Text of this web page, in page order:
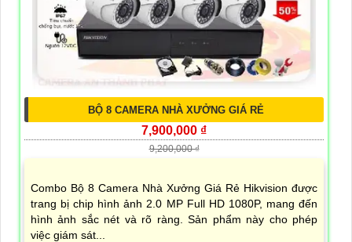
BỘ 8 CAMERA NHÀ XƯỞNG GIÁ RẺ
7,900,000 ₫
9,200,000 ₫
Combo Bộ 8 Camera Nhà Xưởng Giá Rẻ Hikvision được
trang bị chip hình ảnh 2.0 MP Full HD 1080P, mang đến
hình ảnh sắc nét và rõ ràng. Sản phẩm này cho phép
việc giám sát...